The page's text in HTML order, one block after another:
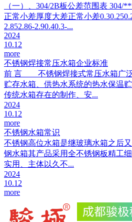
（一）、304/2B板公差范围表
正常小差厚度大差正常小差
2.852.86-2.90.40.3-...
2024
10.12
more
不锈钢焊接常压水箱企业标准
前 言 不锈钢焊接式常压水箱广泛
贮存水箱、供热水系统的热水保温
传统水箱存在的制作、安...
2024
10.12
more
不锈钢水箱常识
不锈钢高位水箱是继玻璃水箱之后
钢水箱其产品采用全不锈钢板精工
实用、主体以久不...
2024
10.12
more